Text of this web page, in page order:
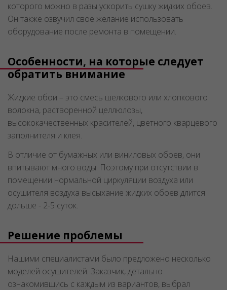
которого можно в разы ускорить сушку жидких обоев.
Он также озвучил свое желание использовать
оборудование после ремонта в помещении.
Особенности, на которые следует
обратить внимание
Жидкие обои – это смесь шелкового или хлопкового
волокна, растворенной целлюлозы,
высококачественных красителей, цветного кварцевого
заполнителя и клея.
В отличие от бумажных или виниловых обоев, они
впитывают много воды. Поэтому при отсутствии в
помещении нормальной циркуляции воздуха или
осушителя воздуха высыхание жидких обоев длится
дольше - 2-5 суток.
Решение проблемы
Нашими специалистами было предложено несколько
моделей осушителей. Заказчик, детально
ознакомившись с каждым из вариантов, выбрал